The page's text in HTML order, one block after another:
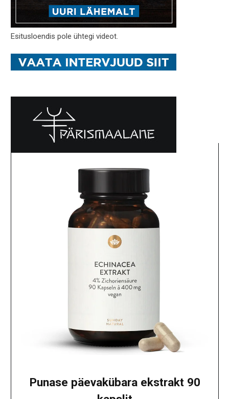
Esitusloendis pole ühtegi videot.
Punase päevakübara ekstrakt 90